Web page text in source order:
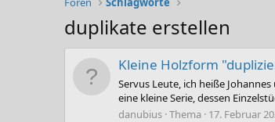
duplikate erstellen
Kleine Holzform
Servus Leute, ich heiße
eine kleine Serie, dessen
danubius Thema 17. Februar